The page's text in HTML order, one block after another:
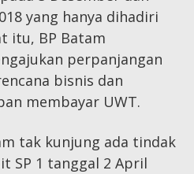
yang hanya dihadiri
itu, BP Batam
perpanjangan
bisnis dan
membayar UWT.
tak kunjung ada tindak
SP 1 tanggal 2 April